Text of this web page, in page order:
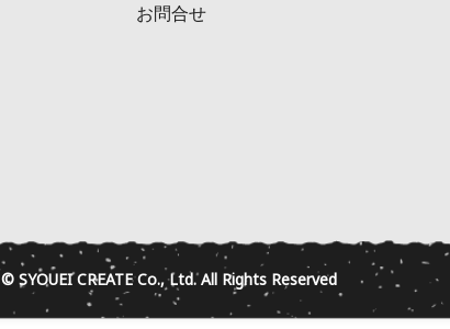
お問合せ
© SYOUEI CREATE Co., Ltd. All Rights Reserved